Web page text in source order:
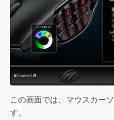
この画面では、マウスカー
す。